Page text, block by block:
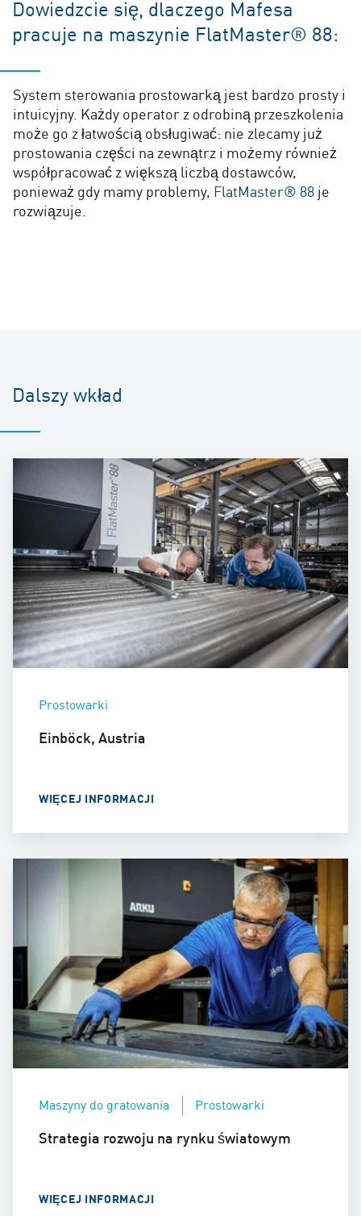
Dowiedzcie się, dlaczego Mafesa
pracuje na maszynie FlatMaster® 88:
System sterowania prostowarką jest bardzo prosty i
intuicyjny. Każdy operator z odrobiną przeszkolenia
może go z łatwością obsługiwać: nie zlecamy już
prostowania części na zewnątrz i możemy również
współpracować z większą liczbą dostawców,
ponieważ gdy mamy problemy, FlatMaster® 88 je
rozwiązuje.
Dalszy wkład
Prostowarki
Einböck, Austria
WIĘCEJ INFORMACJI
Maszyny do gratowania Prostowarki
Strategia rozwoju na rynku światowym
WIĘCEJ INFORMACJI